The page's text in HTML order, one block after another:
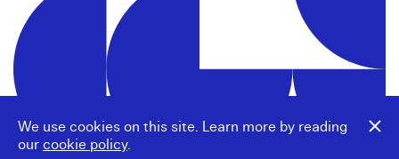
We use cookies on this site. Learn more by reading
our cookie policy.